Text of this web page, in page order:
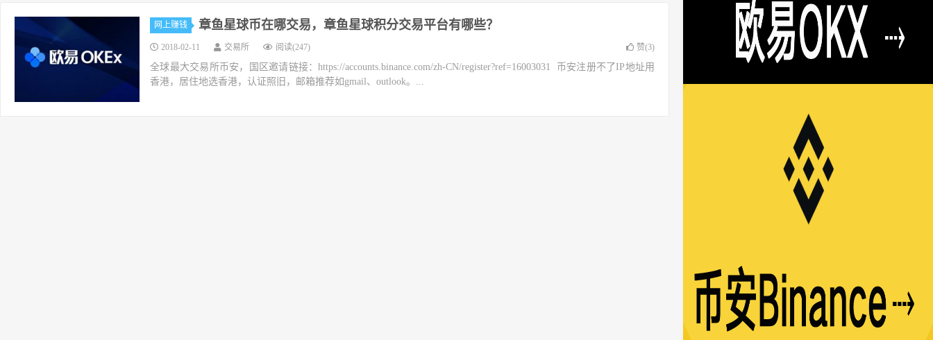
网上赚钱 章鱼星球币在哪交易，章鱼星球积分交易平台有哪些？
2018-02-11 交易所 阅读(247) 赞(3)
全球最大交易所币安，国区邀请链接：https://accounts.binance.com/zh-CN/register?ref=16003031 币安注册不了IP地址用
香港，居住地选香港，认证照旧，邮箱推荐如gmail、outlook。...